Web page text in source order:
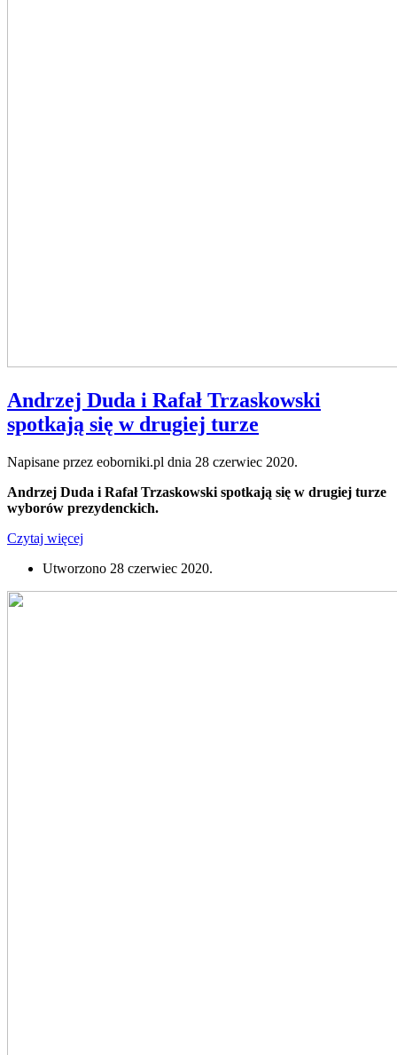
Andrzej Duda i Rafał Trzaskowski
spotkają się w drugiej turze
Napisane przez eoborniki.pl dnia 28 czerwiec 2020.
Andrzej Duda i Rafał Trzaskowski spotkają się w drugiej turze
wyborów prezydenckich.
Czytaj więcej
Utworzono 28 czerwiec 2020.